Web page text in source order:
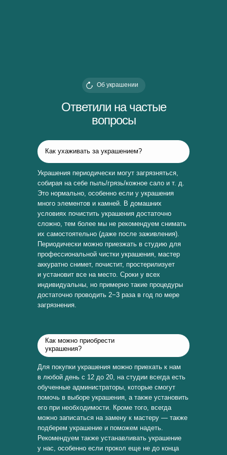
Ответили на частые
вопросы
Об украшении
Как ухаживать за украшением?
Украшения периодически могут загрязняться,
собирая на себе пыль/грязь/кожное сало и т. д.
Это нормально, особенно если у украшения
много элементов и камней. В домашних
условиях почистить украшения достаточно
сложно, тем более мы не рекомендуем снимать
их самостоятельно (даже после заживления).
Периодически можно приезжать в студию для
профессиональной чистки украшения, мастер
аккуратно снимет, почистит, простерилизует
и установит все на место. Сроки у всех
индивидуальны, но примерно такие процедуры
достаточно проводить 2−3 раза в год по мере
загрязнения.
Как можно приобрести
украшения?
Для покупки украшения можно приехать к нам
в любой день с 12 до 20, на студии всегда есть
обученные администраторы, которые смогут
помочь в выборе украшения, а также установить
его при необходимости. Кроме того, всегда
можно записаться на замену к мастеру — также
подберем украшение и поможем надеть.
Рекомендуем также устанавливать украшение
у нас, особенно если прокол еще не до конца